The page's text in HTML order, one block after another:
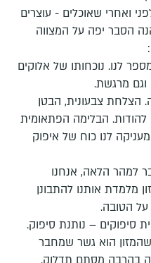
ואחרי שאוכלים - עוצרים
הסבר יפה על המצווה
לנו. נוכחותו של אלוקים
מרגשת.
הצלחת צבעונית, הבטן
להודות. הבלימה הפתאומית
לנו כוח של איפוק
למהר הלאה, אנחנו
מלמדת אותנו להתבונן
על הטובה.
סיפוקים – נותנת סיפוק.
הוא גשר שמחבר